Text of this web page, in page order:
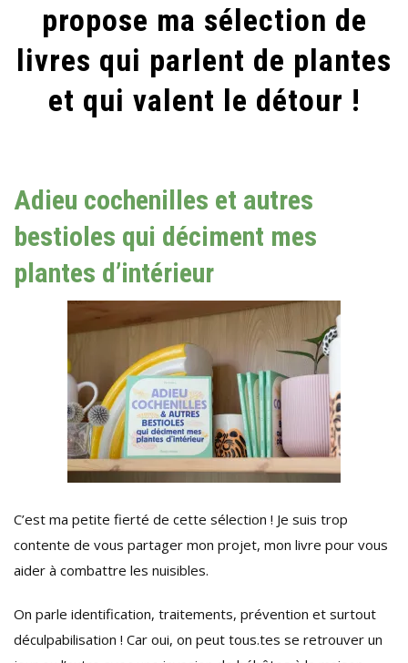
2025
!
propose ma sélection de
livres qui parlent de plantes
et qui valent le détour !
Adieu cochenilles et autres
bestioles qui déciment mes
plantes d’intérieur
C’est ma petite fierté de cette sélection ! Je suis trop
contente de vous partager mon projet, mon livre pour vous
aider à combattre les nuisibles.
On parle identification, traitements, prévention et surtout
déculpabilisation ! Car oui, on peut tous.tes se retrouver un